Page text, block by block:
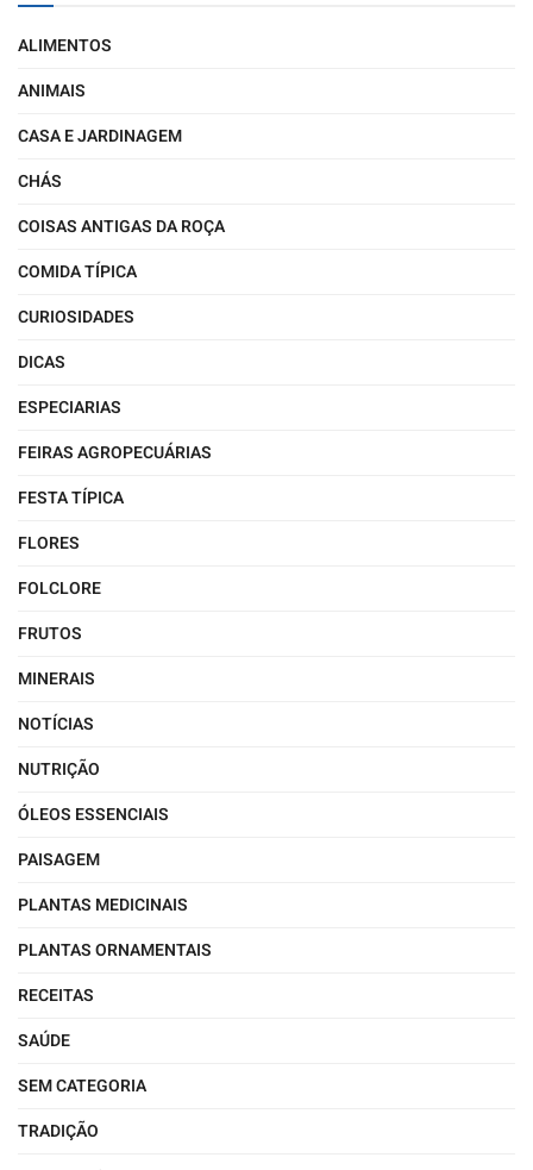
ALIMENTOS
ANIMAIS
CASA E JARDINAGEM
CHÁS
COISAS ANTIGAS DA ROÇA
COMIDA TÍPICA
CURIOSIDADES
DICAS
ESPECIARIAS
FEIRAS AGROPECUÁRIAS
FESTA TÍPICA
FLORES
FOLCLORE
FRUTOS
MINERAIS
NOTÍCIAS
NUTRIÇÃO
ÓLEOS ESSENCIAIS
PAISAGEM
PLANTAS MEDICINAIS
PLANTAS ORNAMENTAIS
RECEITAS
SAÚDE
SEM CATEGORIA
TRADIÇÃO